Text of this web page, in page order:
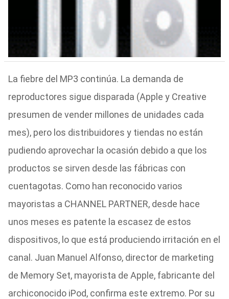
La fiebre del MP3 continúa. La demanda de
reproductores sigue disparada (Apple y Creative
presumen de vender millones de unidades cada
mes), pero los distribuidores y tiendas no están
pudiendo aprovechar la ocasión debido a que los
productos se sirven desde las fábricas con
cuentagotas. Como han reconocido varios
mayoristas a CHANNEL PARTNER, desde hace
unos meses es patente la escasez de estos
dispositivos, lo que está produciendo irritación en el
canal. Juan Manuel Alfonso, director de marketing
de Memory Set, mayorista de Apple, fabricante del
archiconocido iPod, confirma este extremo. Por su